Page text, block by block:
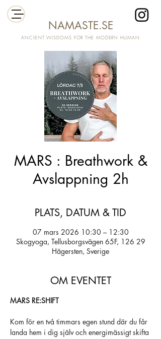
ANCIENT WISDOMS FOR THE MODERN HUMAN
NAMASTE.SE
MARS : Breathwork &
Avslappning 2h
PLATS, DATUM & TID
07 mars 2026 10:30 – 12:30
Skogyoga, Tellusborgsvägen 65F, 126 29
Hägersten, Sverige
OM EVENTET
MARS RE:SHIFT
Kom för en två timmars egen stund där du får
landa hem i dig själv och energimässigt skifta